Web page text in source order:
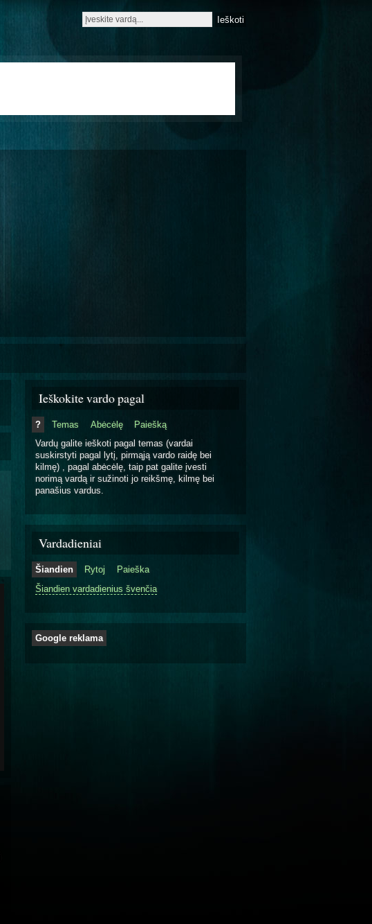
Ieškokite vardo pagal
? Temas Abėcėlę
Paiešką
Vardų galite ieškoti pagal temas (vardai
suskirstyti pagal lytį, pirmąją vardo raidę bei
kilmę) , pagal abėcėlę, taip pat galite įvesti
norimą vardą ir sužinoti jo reikšmę, kilmę bei
panašius vardus.
Vardadieniai
Šiandien Rytoj
Paieška
Šiandien vardadienius švenčia
Google reklama